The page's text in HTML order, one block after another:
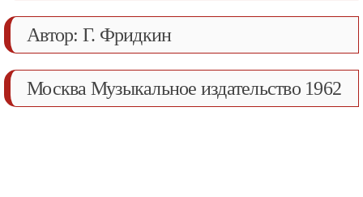
Автор: Г. Фридкин
Москва Музыкальное издательство 1962